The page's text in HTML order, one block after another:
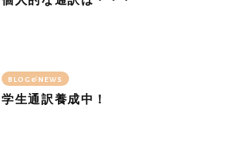
BLOG&NEWS
学生通訳養成中！